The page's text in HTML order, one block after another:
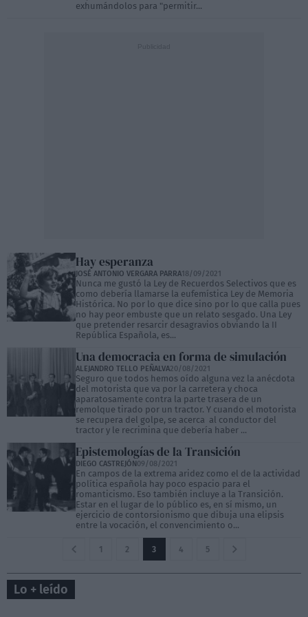
exhumándolos para "permitir...
Hay esperanza
JOSÉ ANTONIO VERGARA PARRA18/09/2021
Nunca me gustó la Ley de Recuerdos Selectivos que es
como debería llamarse la eufemística Ley de Memoria
Histórica. No por lo que dice sino por lo que calla pues
no hay peor embuste que un relato sesgado. Una Ley
que pretender resarcir desagravios obviando la II
República Española, es...
Una democracia en forma de simulación
ALEJANDRO TELLO PEÑALVA20/08/2021
Seguro que todos hemos oído alguna vez la anécdota
del motorista que va por la carretera y choca
aparatosamente contra la parte trasera de un
remolque tirado por un tractor. Y cuando el motorista
se recupera del golpe, se acerca al conductor del
tractor y le recrimina que debería haber ...
Epistemologías de la Transición
DIEGO CASTREJÓN09/08/2021
En campos de la extrema aridez como el de la actividad
política española hay poco espacio para el
romanticismo. Eso también incluye a la Transición.
Estar en el lugar de lo público es, en sí mismo, un
ejercicio de contorsionismo que dibuja una elipsis
entre la vocación, el convencimiento o...
1 2 3 4 5
Lo + leído